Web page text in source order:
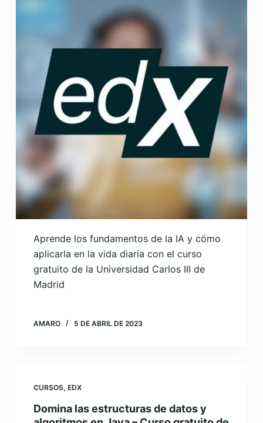
Aprende los fundamentos de la IA y cómo
aplicarla en la vida diaria con el curso
gratuito de la Universidad Carlos III de
Madrid
AMARO 5 DE ABRIL DE 2023
CURSOS, EDX
Domina las estructuras de datos y